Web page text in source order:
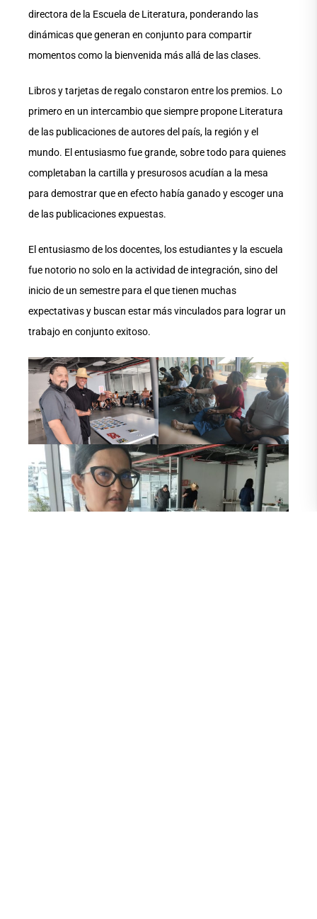
directora de la Escuela de Literatura, ponderando las
dinámicas que generan en conjunto para compartir
momentos como la bienvenida más allá de las clases.
Libros y tarjetas de regalo constaron entre los premios. Lo
primero en un intercambio que siempre propone Literatura
de las publicaciones de autores del país, la región y el
mundo. El entusiasmo fue grande, sobre todo para quienes
completaban la cartilla y presurosos acudían a la mesa
para demostrar que en efecto había ganado y escoger una
de las publicaciones expuestas.
El entusiasmo de los docentes, los estudiantes y la escuela
fue notorio no solo en la actividad de integración, sino del
inicio de un semestre para el que tienen muchas
expectativas y buscan estar más vinculados para lograr un
trabajo en conjunto exitoso.